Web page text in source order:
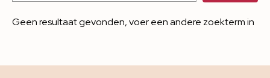
Geen resultaat gevonden, voer een andere zoekterm in